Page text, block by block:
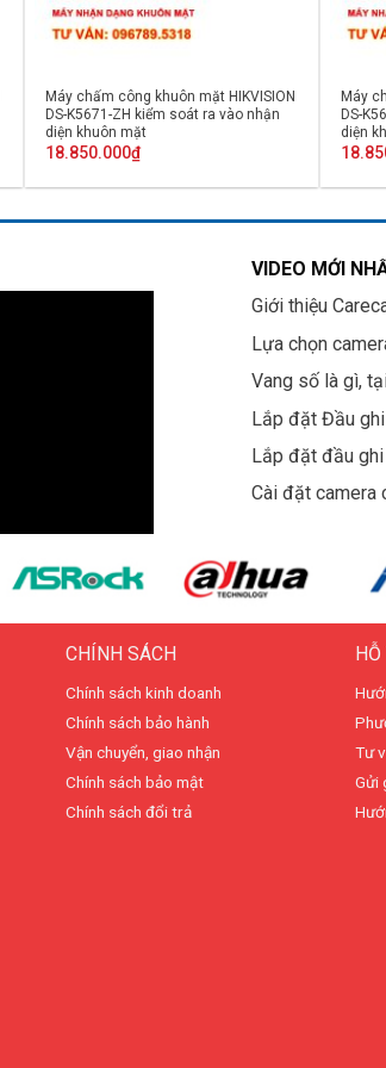
Máy chấm công khuôn mặt HIKVISION
DS-K5671-ZH kiểm soát ra vào nhận
diện khuôn mặt
18.850.000₫
Máy
DS-
diện
VIDEO MỚI
Giới thiệu
Lựa chọn
Vang số là gì,
Lắp đặt Đầu
Lắp đặt đầu ghi
Cài đặt camera
CHÍNH SÁCH
Chính sách kinh doanh
Chính sách bảo hành
Vận chuyển, giao nhận
Chính sách bảo mật
Chính sách đổi trả
Tư
Gửi